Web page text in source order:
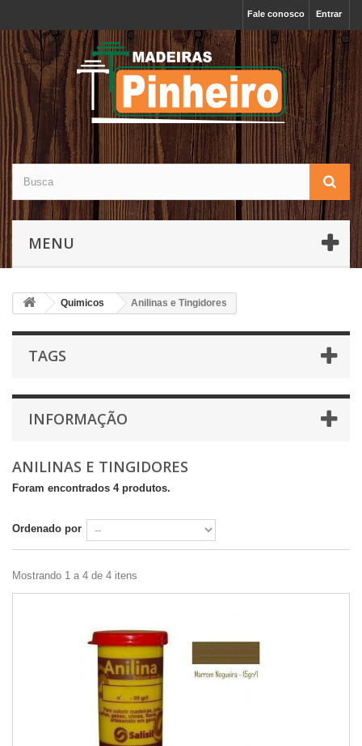
Entrar
Fale conosco
MENU
Quimicos Anilinas e Tingidores
TAGS
INFORMAÇÃO
ANILINAS E TINGIDORES
Foram encontrados 4 produtos.
Ordenado por
Mostrando 1 a 4 de 4 itens